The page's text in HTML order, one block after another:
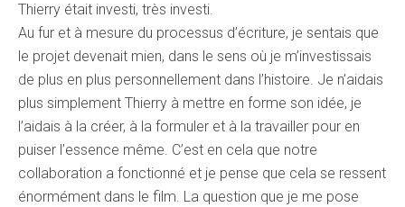
Thierry était investi, très investi.
Au fur et à mesure du processus d’écriture, je sentais que
le projet devenait mien, dans le sens où je m’investissais
de plus en plus personnellement dans l’histoire. Je n’aidais
plus simplement Thierry à mettre en forme son idée, je
l’aidais à la créer, à la formuler et à la travailler pour en
puiser l’essence même. C’est en cela que notre
collaboration a fonctionné et je pense que cela se ressent
énormément dans le film. La question que je me pose